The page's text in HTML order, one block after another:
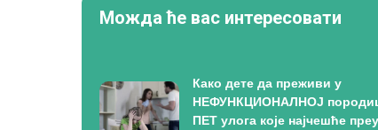
Можда ће вас интересовати
Како дете да преживи у
НЕФУНКЦИОНАЛНОЈ
ПЕТ улога које најчешће